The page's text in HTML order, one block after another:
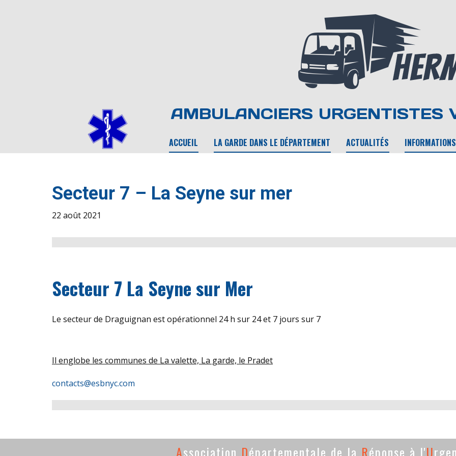
AMBULANCIERS URGENTISTES
ACCUEIL LA GARDE DANS LE DÉPARTEMENT ACTUALITÉS INFORMATIONS
Secteur 7 – La Seyne sur mer
22 août 2021
Secteur 7 La Seyne sur Mer
Le secteur de Draguignan est opérationnel 24 h sur 24 et 7 jours sur 7
Il englobe les communes de La valette, La garde, le Pradet
contacts@esbnyc.com
Association Départementale de la Réponse à l'U